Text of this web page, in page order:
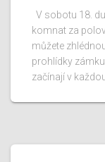
V sobotu 18.
komnat za
můžete
prohlídky
začínají v